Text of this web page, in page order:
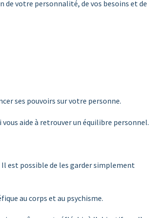
votre personnalité, de vos besoins et de
ses pouvoirs sur votre personne.
aide à retrouver un équilibre personnel.
est possible de les garder simplement
au corps et au psychisme.